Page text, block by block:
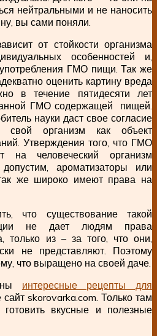
нейтральными и не наносить
вы сами поняли.
от стойкости организма
особенностей и,
ГМО пищи. Так же
оценить картину вреда
в течение пятидесяти лет
ГМО содержащей пищей.
науки даст свое согласие
свой организм как объект
Утверждения того, что ГМО
на человеческий организм
ароматизаторы или
же широко имеют права на
что существование такой
не дает людям права
только из – за того, что они,
не представляют. Поэтому
что выращено на своей даче.
интересные рецепты для
skorovarka.com. Только там
вкусные и полезные